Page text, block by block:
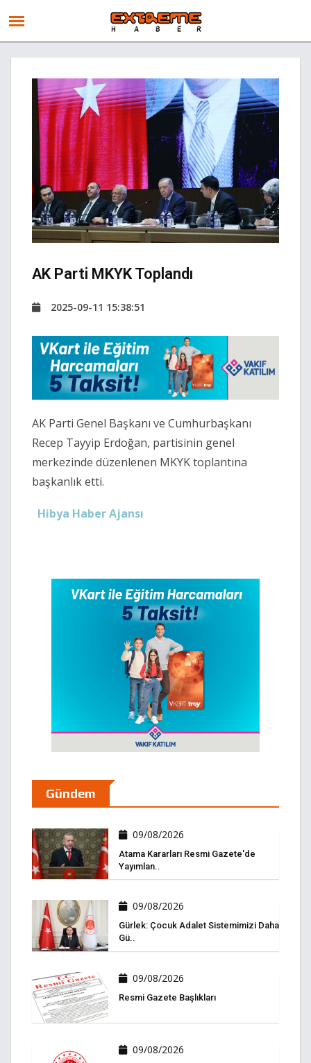
AK Parti MKYK Toplandı
2025-09-11 15:38:51
AK Parti Genel Başkanı ve Cumhurbaşkanı
Recep Tayyip Erdoğan, partisinin genel
merkezinde düzenlenen MKYK toplantına
başkanlık etti.
Hibya Haber Ajansı
Gündem
09/08/2026
Atama Kararları Resmi Gazete'de
Yayımlan..
09/08/2026
Gürlek: Çocuk Adalet Sistemimizi Daha
Gü..
09/08/2026
Resmi Gazete Başlıkları
09/08/2026